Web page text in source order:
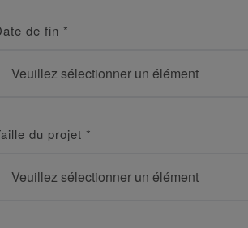
de fin *
du projet *